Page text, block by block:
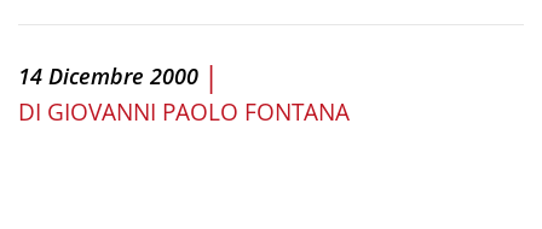
14 Dicembre 2000 |
DI GIOVANNI PAOLO FONTANA